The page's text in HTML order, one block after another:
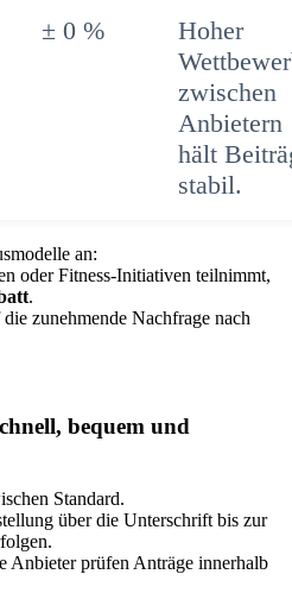
± 0 %
Hoher
zwischen
Anbietern
hält
stabil.
an:
oder Fitness-Initiativen teilnimmt,
.
zunehmende Nachfrage nach
bequem und
Standard.
über die Unterschrift bis zur
Anbieter prüfen Anträge innerhalb